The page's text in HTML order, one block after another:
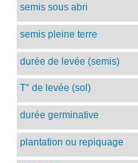
semis sous abri
semis pleine terre
durée de levée (semis)
T° de levée (sol)
durée germinative
plantation ou repiquage